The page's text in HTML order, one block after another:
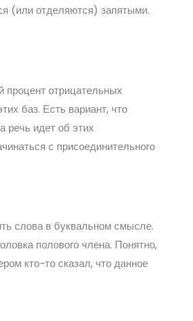
(или отделяются) запятыми.
процент отрицательных
баз. Есть вариант, что
речь идет об этих
с присоединительного
слова в буквальном смысле.
полового члена. Понятно,
кто-то сказал, что данное